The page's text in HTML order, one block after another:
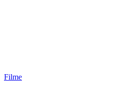
Filme